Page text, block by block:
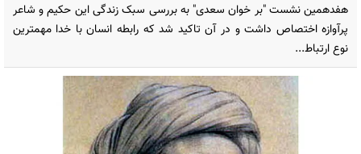
هفدهمین نشست "بر خوان سعدی" به بررسی سبک زندگی این حکیم و شاعر
پرآوازه اختصاص داشت و در آن تاکید شد که رابطه انسان با خدا مهمترین
نوع ارتباط...